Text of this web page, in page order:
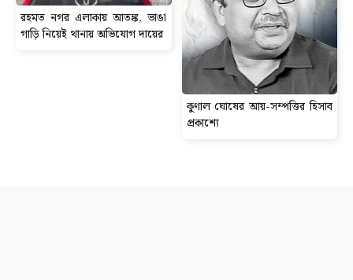
রহমত নগর এলাকায় আতঙ্ক, ভাঙা
গাড়ি নিয়েই থানায় অভিযোগ দায়ের
কুণাল ঘোষের আয়-সম্পত্তির হিসাব
প্রকাশ্যে